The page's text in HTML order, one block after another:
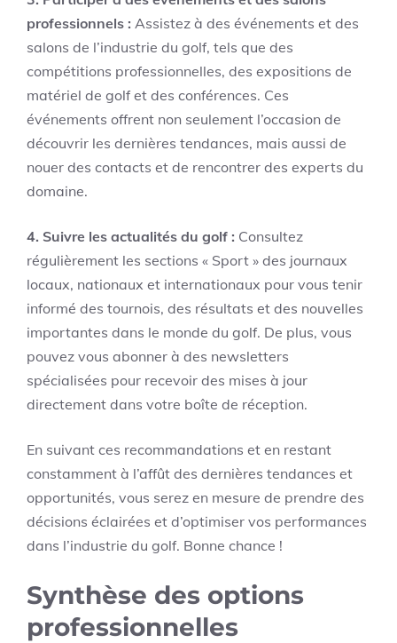
professionnels : Assistez à des événements et des
salons de l’industrie du golf, tels que des
compétitions professionnelles, des expositions de
matériel de golf et des conférences. Ces
événements offrent non seulement l’occasion de
découvrir les dernières tendances, mais aussi de
nouer des contacts et de rencontrer des experts du
domaine.
4. Suivre les actualités du golf : Consultez
régulièrement les sections « Sport » des journaux
locaux, nationaux et internationaux pour vous tenir
informé des tournois, des résultats et des nouvelles
importantes dans le monde du golf. De plus, vous
pouvez vous abonner à des newsletters
spécialisées pour recevoir des mises à jour
directement dans votre boîte de réception.
En suivant ces recommandations et en restant
constamment à l’affût des dernières tendances et
opportunités, vous serez en mesure de prendre des
décisions éclairées et d’optimiser vos performances
dans l’industrie du golf. Bonne chance !
Synthèse des options
professionnelles